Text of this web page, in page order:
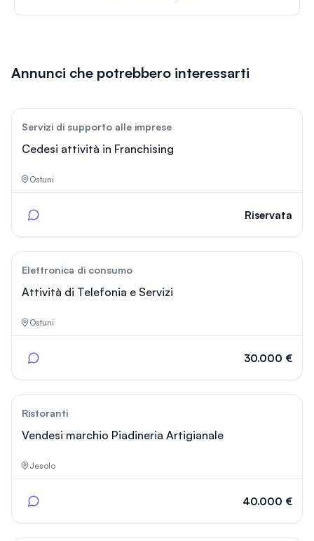
Annunci che potrebbero interessarti
Servizi di supporto alle imprese
Cedesi attività in Franchising
Ostuni
Riservata
Elettronica di consumo
Attività di Telefonia e Servizi
Ostuni
30.000 €
Ristoranti
Vendesi marchio Piadineria Artigianale
Jesolo
40.000 €